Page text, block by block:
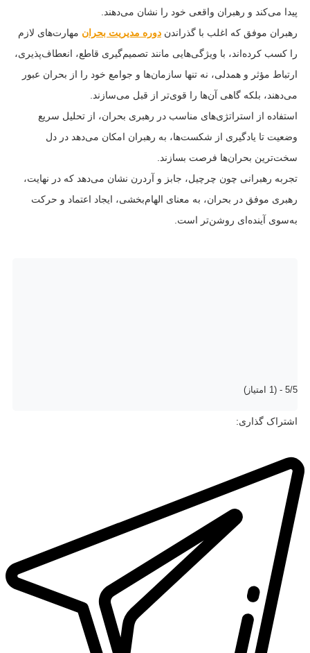
پیدا می‌کند و رهبران واقعی خود را نشان می‌دهند.
رهبران موفق که اغلب با گذراندن دوره مدیریت بحران مهارت‌های لازم
را کسب کرده‌اند، با ویژگی‌هایی مانند تصمیم‌گیری قاطع، انعطاف‌پذیری،
ارتباط مؤثر و همدلی، نه تنها سازمان‌ها و جوامع خود را از بحران عبور
می‌دهند، بلکه گاهی آن‌ها را قوی‌تر از قبل می‌سازند.
استفاده از استراتژی‌های مناسب در رهبری بحران، از تحلیل سریع
وضعیت تا یادگیری از شکست‌ها، به رهبران امکان می‌دهد در دل
سخت‌ترین بحران‌ها فرصت بسازند.
تجربه رهبرانی چون چرچیل، جابز و آردرن نشان می‌دهد که در نهایت،
رهبری موفق در بحران، به معنای الهام‌بخشی، ایجاد اعتماد و حرکت
به‌سوی آینده‌ای روشن‌تر است.
5/5 - (1 امتیاز)
اشتراک گذاری: